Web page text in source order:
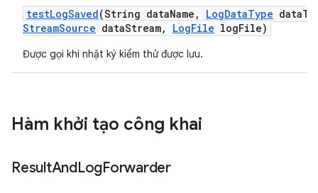
testLogSaved(String dataName , LogDataType data
StreamSource dataStream, LogFile logFile)
Được gọi khi nhật ký kiểm thử được lưu.
Hàm khởi tạo công khai
ResultAndLogForwarder